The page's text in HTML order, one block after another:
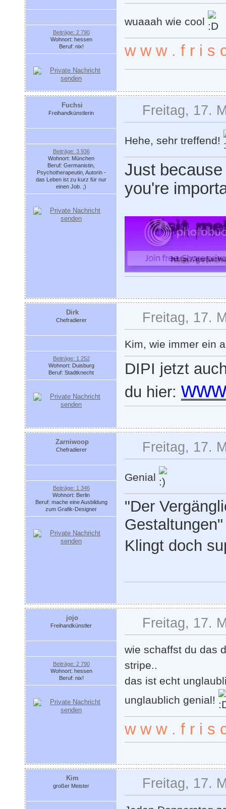
Beiträge: 2 790
Wohnort: hessen
Beruf: nix!
wuaaah wie cool
w w w . f r i s
Fuchsi
Freihandkünstlerin
Beiträge: 3 936
Wohnort: München
Beruf: Germanistin,
Psychotherapeutin, Autorin -
das Leben ist zu kurz für nur
einen Job. ;)
Freitag, 17.
Hehe, sehr treffend!
Just
you're
Dirk
Chefradierer
Beiträge: 1 252
Wohnort: Duisburg
Beruf: Stadtknecht
Freitag, 17.
Kim, wie immer ein
DIPI jetzt
du hier:
Zarniwoop
Chefradierer
Beiträge: 1 346
Wohnort: Berlin
Beruf: mache eine Ausbildung
zum Grafik-Designer
Freitag, 17.
Genial
"Der
Klingt doch
jojo
Freihandkünstler
Beiträge: 2 790
Wohnort: hessen
Beruf: nix!
Freitag, 17.
wie schaffst du das
stripe..
das ist echt
unglaublich genial!
w w w . f r i s
Kim
großer Meister Freitag, 17.